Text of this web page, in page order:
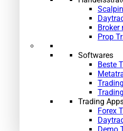
Broker
Prop
Softwares
Beste
Trading
Forex